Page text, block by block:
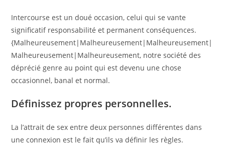
Intercourse est un doué occasion, celui qui se vante
significatif responsabilité et permanent conséquences.
{Malheureusement|Malheureusement|Malheureusement|
Malheureusement|Malheureusement, notre société des
déprécié genre au point qui est devenu une chose
occasionnel, banal et normal.
Définissez propres personnelles.
La l’attrait de sex entre deux personnes différentes dans
une connexion est le fait qu’ils va définir les règles.